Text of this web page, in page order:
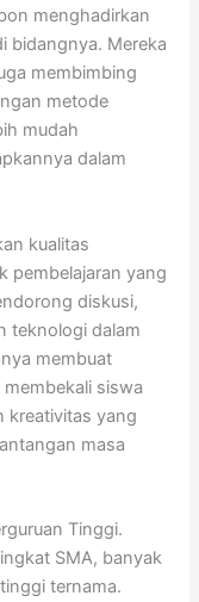
menghadirkan
bidangnya. Mereka
membimbing
metode
mudah
dalam
kualitas
pembelajaran yang
diskusi,
teknologi dalam
membuat
siswa
kreativitas yang
masa
Tinggi.
SMA, banyak
ternama.